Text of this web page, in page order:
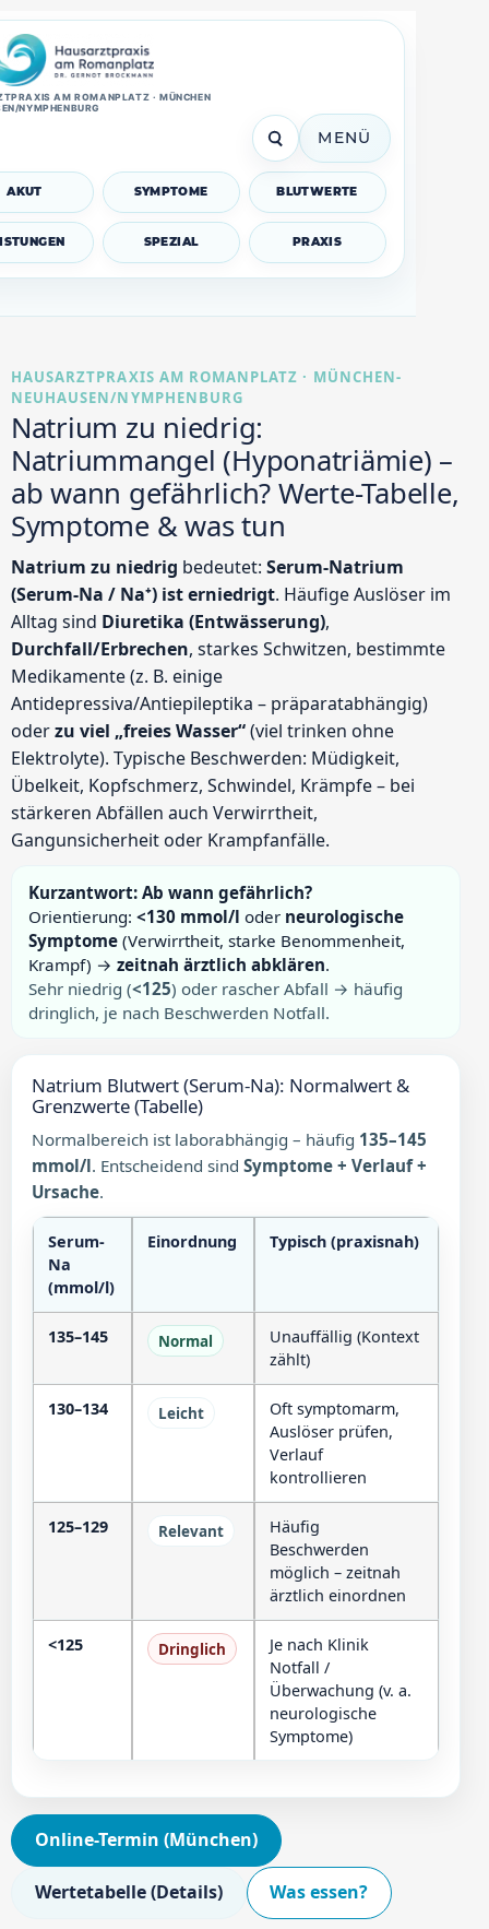
AM ROMANPLATZ · MÜNCHEN
NYMPHENBURG
AKUT SYMPTOME BLUTWERTE
SPEZIAL PRAXIS
MENÜ
HAUSARZTPRAXIS AM ROMANPLATZ · MÜNCHEN-
NEUHAUSEN/NYMPHENBURG
Natrium zu niedrig:
Natriummangel (Hyponatriämie) –
ab wann gefährlich? Werte-Tabelle,
Symptome & was tun
Natrium zu niedrig bedeutet: Serum-Natrium
(Serum-Na / Na⁺) ist erniedrigt. Häufige Auslöser im
Alltag sind Diuretika (Entwässerung),
Durchfall/Erbrechen, starkes Schwitzen, bestimmte
Medikamente (z. B. einige
Antidepressiva/Antiepileptika – präparatabhängig)
oderzu viel „freies Wasser“(viel trinken ohne
Elektrolyte). Typische Beschwerden: Müdigkeit,
Übelkeit, Kopfschmerz, Schwindel, Krämpfe – bei
stärkeren Abfällen auch Verwirrtheit,
Gangunsicherheit oder Krampfanfälle.
Kurzantwort: Ab wann gefährlich?
Orientierung: <130 mmol/l oder neurologische
Symptome(Verwirrtheit, starke Benommenheit,
Krampf) → zeitnah ärztlich abklären.
Sehr niedrig (<125) oder rascher Abfall → häufig
dringlich, je nach Beschwerden Notfall.
Natrium Blutwert (Serum-Na): Normalwert &
Grenzwerte (Tabelle)
Normalbereich ist laborabhängig – häufig 135–145
mmol/l. Entscheidend sind Symptome + Verlauf +
Ursache.
Serum-
Na
(mmol/l)
Einordnung Typisch (praxisnah)
135–145 Normal
Unauffällig (Kontext
zählt)
130–134 Leicht
Oft symptomarm,
Auslöser prüfen,
Verlauf
kontrollieren
125–129 Relevant
Häufig
Beschwerden
möglich – zeitnah
ärztlich einordnen
<125 Dringlich
Je nach Klinik
Notfall /
Überwachung (v. a.
neurologische
Symptome)
Online-Termin (München)
Wertetabelle (Details) Was essen?